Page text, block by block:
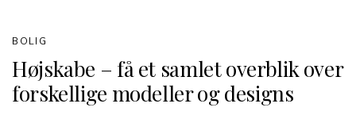
Højskabe – få et samlet overblik over
forskellige modeller og designs
BOLIG